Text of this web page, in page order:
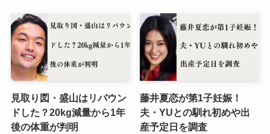
見取り図・盛山はリバウン
ドした？20kg減量から1年
後の体重が判明
藤井夏恋が第1子妊娠！
夫・YUとの馴れ初めや出
産予定日を調査